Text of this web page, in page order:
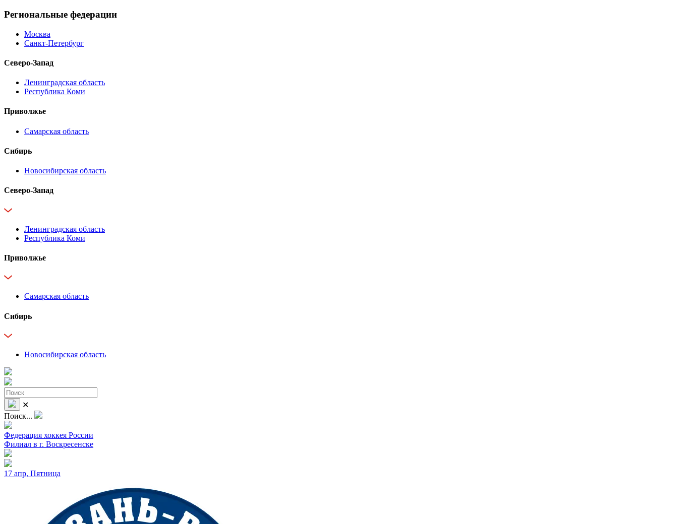
Региональные федерации
Москва
Санкт-Петербург
Северо-Запад
Ленинградская область
Республика Коми
Приволжье
Самарская область
Сибирь
Новосибирская область
Северо-Запад
Ленинградская область
Республика Коми
Приволжье
Самарская область
Сибирь
Новосибирская область
✕
Поиск...
Федерация хоккея России
Филиал в г. Воскресенске
17 апр, Пятница